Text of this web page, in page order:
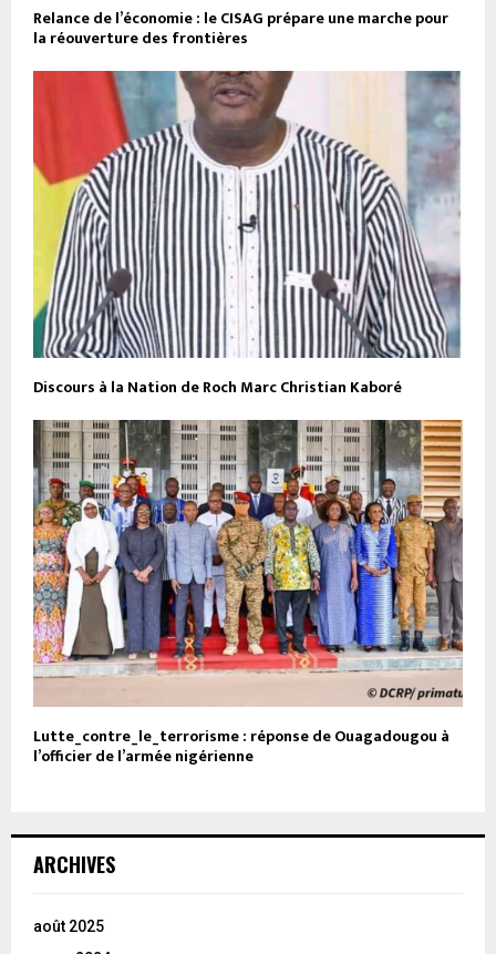
Relance de l’économie : le CISAG prépare une marche pour
la réouverture des frontières
Discours à la Nation de Roch Marc Christian Kaboré
Lutte_contre_le_terrorisme : réponse de Ouagadougou à
l’officier de l’armée nigérienne
ARCHIVES
août 2025